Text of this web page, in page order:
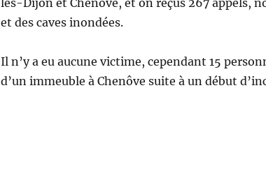
les-Dijon et Chenôve, et on reçus 267 appels,
et des caves inondées.
Il n’y a eu aucune victime, cependant 15
d’un immeuble à Chenôve suite à un début